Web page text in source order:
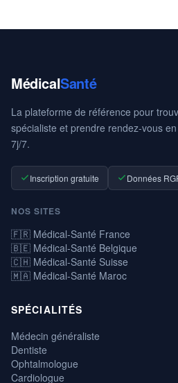
MédicalSanté
La plateforme de référence pour
spécialiste et prendre rendez-vous
7j/7.
Inscription gratuite Données
NOS SITES
🇫🇷 Médical-Santé France
🇧🇪 Médical-Santé Belgique
🇨🇭 Médical-Santé Suisse
🇲🇦 Médical-Santé Maroc
SPÉCIALITÉS
Médecin généraliste
Dentiste
Ophtalmologue
Cardiologue